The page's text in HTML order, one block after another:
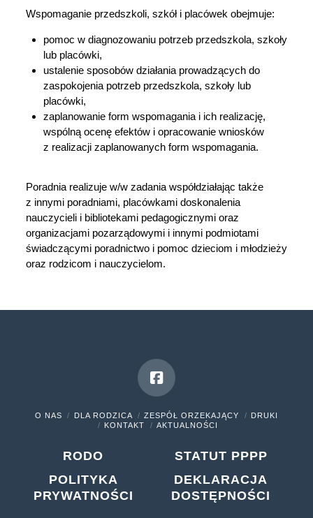
Wspomaganie przedszkoli, szkół i placówek obejmuje:
pomoc w diagnozowaniu potrzeb przedszkola, szkoły
lub placówki,
ustalenie sposobów działania prowadzących do
zaspokojenia potrzeb przedszkola, szkoły lub
placówki,
zaplanowanie form wspomagania i ich realizację,
wspólną ocenę efektów i opracowanie wniosków
z realizacji zaplanowanych form wspomagania.
Poradnia realizuje w/w zadania współdziałając także
z innymi poradniami, placówkami doskonalenia
nauczycieli i bibliotekami pedagogicznymi oraz
organizacjami pozarządowymi i innymi podmiotami
świadczącymi poradnictwo i pomoc dzieciom i młodzieży
oraz rodzicom i nauczycielom.
Facebook
O NAS DLA RODZICA ZESPÓŁ ORZEKAJĄCY
DRUKI
KONTAKT
AKTUALNOŚCI
RODO
POLITYKA
PRYWATNOŚCI
STATUT PPPP
DEKLARACJA
DOSTĘPNOŚCI